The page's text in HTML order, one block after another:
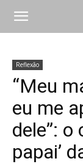
Reflexão
“Meu
eu me
dele”: o
papai’